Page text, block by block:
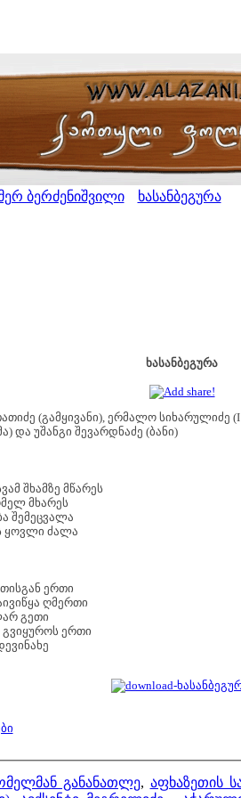
ბერძენიშვილი ხასანბეგურა
ხასანბეგურა
(გამყივანი), ერმალო სიხარულიძე (I
და უშანგი შევარდნაძე (ბანი)
შხამზე მწარეს
მხარეს
შემეცვალა
ყოვლი ძალა
ერთი
ღმერთი
გეთი
ერთი
განანათლე, აფხაზეთის